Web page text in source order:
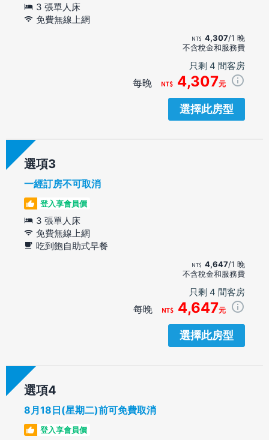
3 張單人床
免費無線上網
4,307/1 晚
不含稅金和服務費
只剩 4 間客房
每晚 4,307元
選擇此房型
選項
一經訂房不可取消
登入享會員價
3 張單人床
免費無線上網
吃到飽自助式早餐
4,647/1 晚
不含稅金和服務費
只剩 4 間客房
每晚 4,647元
選擇此房型
選項
8月18日(星期二)前可免費取消
登入享會員價